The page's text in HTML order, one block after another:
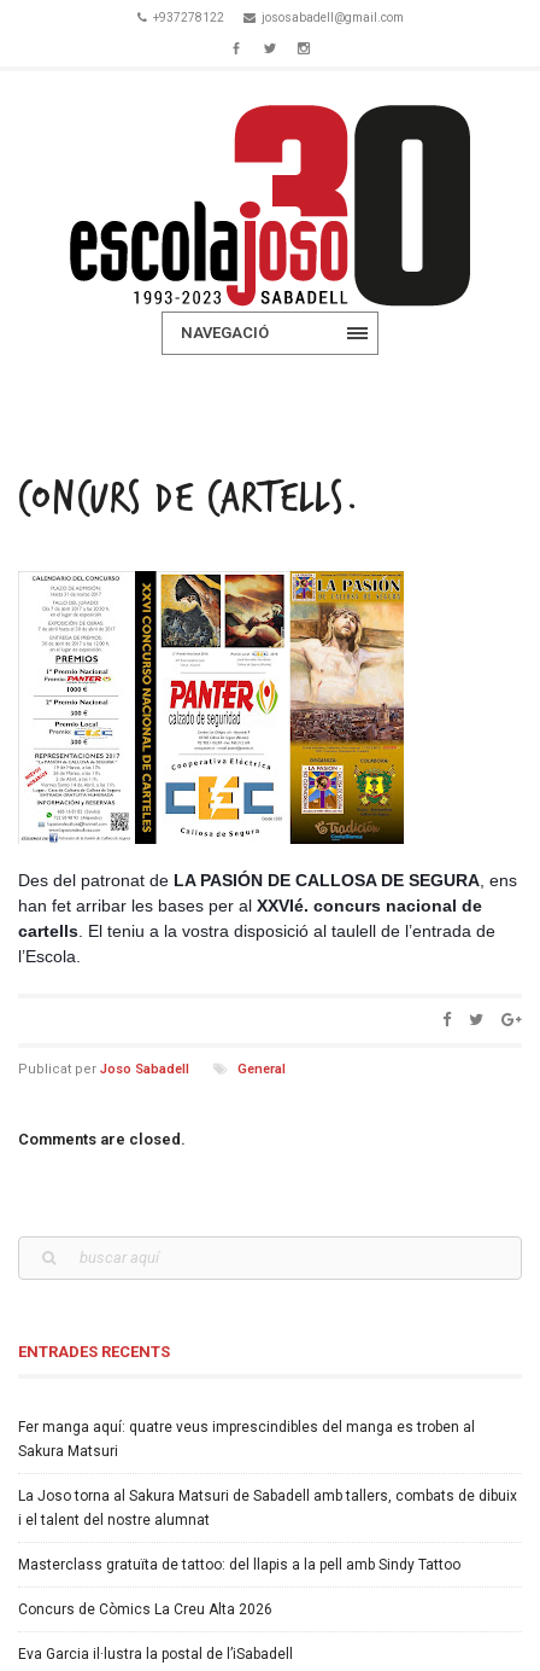
+937278122 jososabadell@gmail.com
NAVEGACIÓ
CONCURS DE CARTELLS.
Des del patronat de LA PASIÓN DE CALLOSA DE SEGURA , ens
han fet arribar les bases per al XXVIé. concurs nacional de
cartells . El teniu a la vostra disposició al taulell de l’entrada de
l’Escola.
Publicat per Joso Sabadell General
Comments are closed.
ENTRADES RECENTS
Fer manga aquí: quatre veus imprescindibles del manga es troben al
Sakura Matsuri
La Joso torna al Sakura Matsuri de Sabadell amb tallers, combats de dibuix
i el talent del nostre alumnat
Masterclass gratuïta de tattoo: del llapis a la pell amb Sindy Tattoo
Concurs de Còmics La Creu Alta 2026
Eva Garcia il·lustra la postal de l’iSabadell